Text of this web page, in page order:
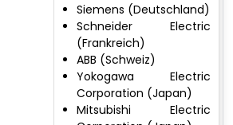
Siemens (Deutschland)
Schneider Electric
(Frankreich)
ABB (Schweiz)
Yokogawa Electric
Corporation (Japan)
Mitsubishi Electric